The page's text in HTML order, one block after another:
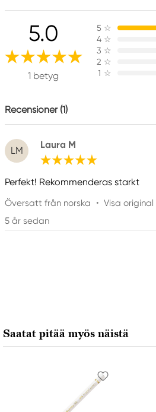
Vastuullinen EU
Faber-Castell
Faber-Castell Ag
Nürnberger Straße 2
90546 Stein, Germany
5.0
1 betyg
5 ☆
4 ☆
3 ☆
2 ☆
1 ☆
Recensioner (1)
LM
Laura M
Perfekt! Rekommenderas starkt
Översatt från norska • Visa original
5 år sedan
Saatat pitää myös näistä